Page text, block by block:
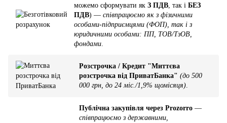
можемо сформувати як З ПДВ , так і БЕЗ
ПДВ) — співпрацюємо як з фізичними
особами-підприємцями (ФОП), так і з
юридичними особами: ПП, ТОВ/ТзОВ,
фондами
Розстрочка / Кредит "Миттєва
розстрочка від ПриватБанка" (до 500
000 грн, до 24 міс./1,9% щомісяця).
Публічна закупівля через Prozorro —
співпрацюємо з державними,